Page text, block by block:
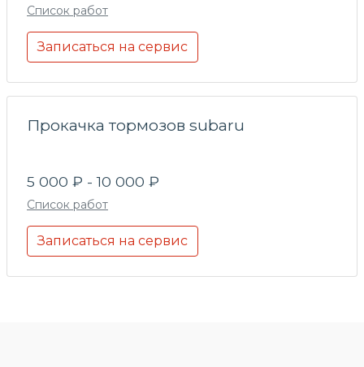
Список работ
Записаться на сервис
Прокачка тормозов subaru
5 000 ₽ - 10 000 ₽
Список работ
Записаться на сервис